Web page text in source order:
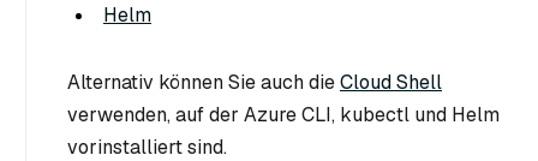
Helm
Alternativ können Sie auch dieCloud Shell
verwenden, auf der Azure CLI, kubectl und Helm
vorinstalliert sind.